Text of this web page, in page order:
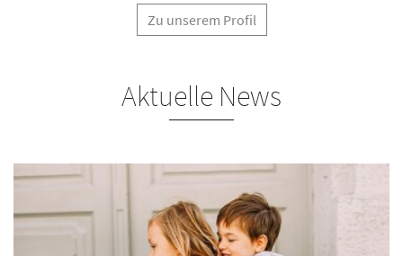
Zu unserem Profil
Aktuelle News